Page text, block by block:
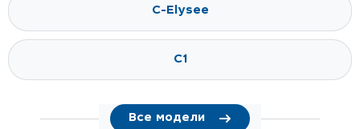
C-Elysee
C1
Все модели